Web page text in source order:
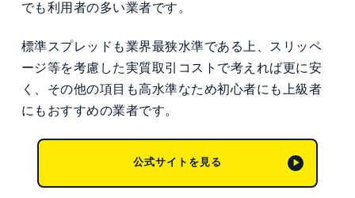
でも利用者の多い業者です。
標準スプレッドも業界最狭水準である上、 スリッペ
ージ等を考慮した実質取引コストで考えれば更に安
く、その他の項目も高水準なため初心者にも上級者
にもおすすめの業者です。
公式サイトを見る